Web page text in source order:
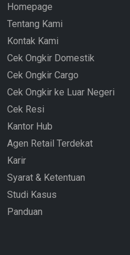
Homepage
Tentang Kami
Kontak Kami
Cek Ongkir Domestik
Cek Ongkir Cargo
Cek Ongkir ke Luar Negeri
Cek Resi
Kantor Hub
Agen Retail Terdekat
Karir
Syarat & Ketentuan
Studi Kasus
Panduan